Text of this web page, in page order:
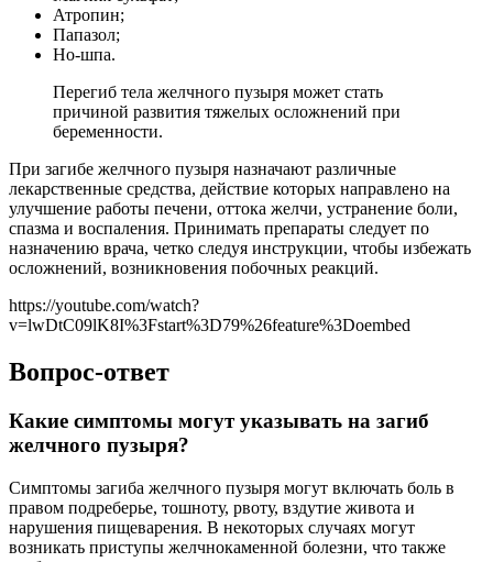
Атропин;
Папазол;
Но-шпа.
Перегиб тела желчного пузыря может стать
причиной развития тяжелых осложнений при
беременности.
При загибе желчного пузыря назначают различные
лекарственные средства, действие которых направлено на
улучшение работы печени, оттока желчи, устранение боли,
спазма и воспаления. Принимать препараты следует по
назначению врача, четко следуя инструкции, чтобы избежать
осложнений, возникновения побочных реакций.
https://youtube.com/watch?
v=lwDtC09lK8I%3Fstart%3D79%26feature%3Doembed
Вопрос-ответ
Какие симптомы могут указывать на загиб
желчного пузыря?
Симптомы загиба желчного пузыря могут включать боль в
правом подреберье, тошноту, рвоту, вздутие живота и
нарушения пищеварения. В некоторых случаях могут
возникать приступы желчнокаменной болезни, что также